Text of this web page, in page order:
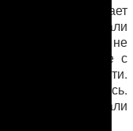
покойного, работает
26 июня ее вызвали
посоветовали не
фото) надгробие с
и смерти.
представились.
совета, ей стали
дочерях!».